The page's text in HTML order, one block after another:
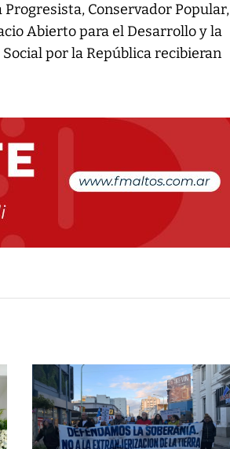
Conservador Popular,
Abierto para el Desarrollo y la
por la República recibieran